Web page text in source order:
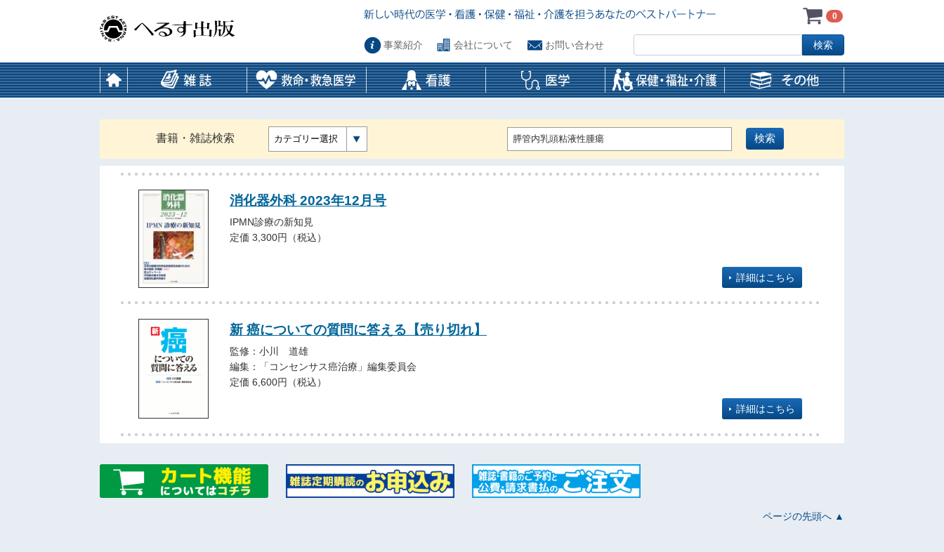
0
事業紹介 会社について お問い合わせ
書籍・雑誌検索 カテゴリー選択
消化器外科 2023年12月号
IPMN診療の新知見
定価 3,300円（税込）
詳細はこちら
新 癌についての質問に答える【売り切れ】
監修：小川 道雄
編集：「コンセンサス癌治療」編集委員会
定価 6,600円（税込）
詳細はこちら
ページの先頭へ ▲